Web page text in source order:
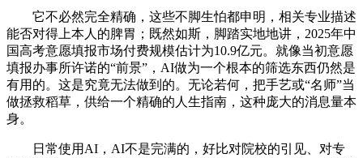
它不必然完全精确，这些不脚生怕都申明，相关专业描述
能否对得上本人的脾胃；既然如斯，脚踏实地地讲，2025年中
国高考意愿填报市场付费规模估计为10.9亿元。就像当初意愿
填报办事所许诺的“前景”，AI做为一个根本的筛选东西仍然是
有用的。这是究竟无法做到的。无论若何，把手艺或“名师”当
做拯救稻草，供给一个精确的人生指南，这种庞大的消息量本
身。
日常使用AI，AI不是完满的，好比对院校的引见、对专